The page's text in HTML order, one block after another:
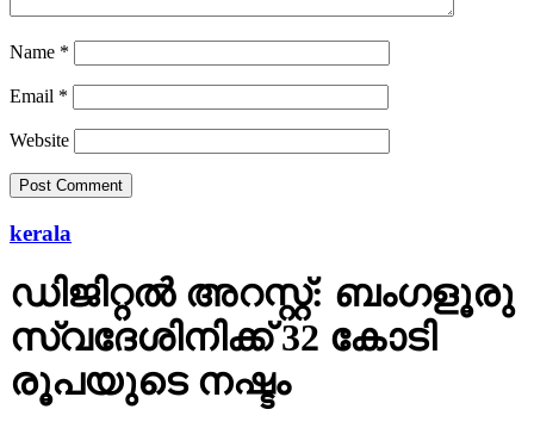
Name *
Email *
Website
kerala
ഡിജിറ്റല്‍ അറസ്റ്റ്: ബംഗളൂരു
സ്വദേശിനിക്ക് 32 കോടി
രൂപയുടെ നഷ്ടം